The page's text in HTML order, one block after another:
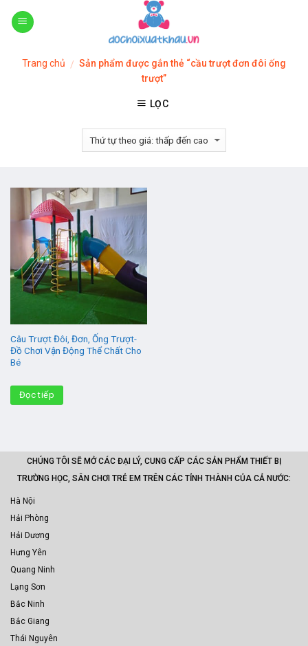
Skip
Trang chủ / Sản phẩm được gắn thẻ “cầu trượt đơn đôi ống
trượt”
LỌC
Câu Trượt Đôi, Đơn, Ống Trượt-
Đồ Chơi Vận Động Thể Chất Cho
Bé
Đọc tiếp
CHÚNG TÔI SẼ MỞ CÁC ĐẠI LÝ, CUNG CẤP CÁC SẢN PHẨM THIẾT BỊ
TRƯỜNG HỌC, SÂN CHƠI TRẺ EM TRÊN CÁC TỈNH THÀNH CỦA CẢ NƯỚC:
Hà Nội
Hải Phòng
Hải Dương
Hưng Yên
Quang Ninh
Lạng Sơn
Bắc Ninh
Bắc Giang
Thái Nguyên